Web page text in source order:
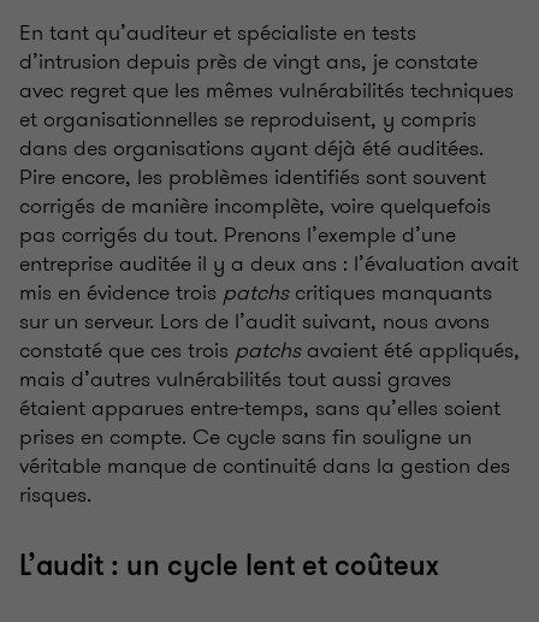
En tant qu’auditeur et spécialiste en tests
d’intrusion depuis près de vingt ans, je constate
avec regret que les mêmes vulnérabilités techniques
et organisationnelles se reproduisent, y compris
dans des organisations ayant déjà été auditées.
Pire encore, les problèmes identifiés sont souvent
corrigés de manière incomplète, voire quelquefois
pas corrigés du tout. Prenons l’exemple d’une
entreprise auditée il y a deux ans : l’évaluation avait
mis en évidence trois patchscritiques manquants
sur un serveur. Lors de l’audit suivant, nous avons
constaté que ces trois patchsavaient été appliqués,
mais d’autres vulnérabilités tout aussi graves
étaient apparues entre-temps, sans qu’elles soient
prises en compte. Ce cycle sans fin souligne un
véritable manque de continuité dans la gestion des
risques.
L’audit : un cycle lent et coûteux